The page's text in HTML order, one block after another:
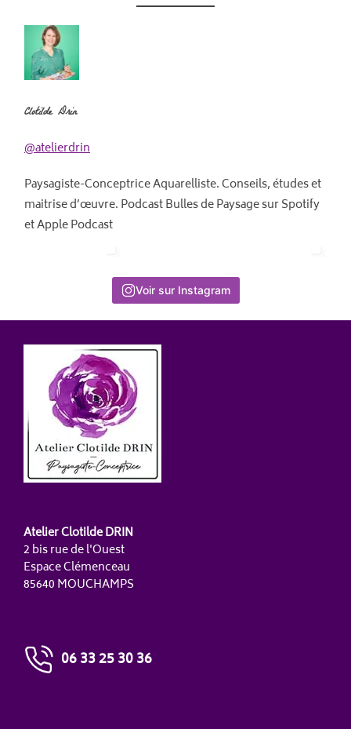
Clotilde Drin
@atelierdrin
Paysagiste-Conceptrice Aquarelliste. Conseils, études et
maitrise d’œuvre. Podcast Bulles de Paysage sur Spotify
et Apple Podcast
Voir sur Instagram
Atelier Clotilde DRIN
2 bis rue de l'Ouest
Espace Clémenceau
85640 MOUCHAMPS
06 33 25 30 36